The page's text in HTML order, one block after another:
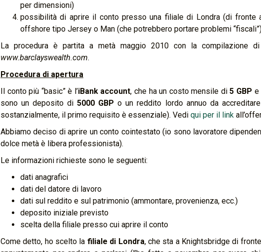
per dimensioni)
possibilità di aprire il conto presso una filiale di Londra (di fronte
offshore tipo Jersey o Man (che potrebbero portare problemi
La procedura è partita a metà maggio 2010 con la compilazione
www.barclayswealth.com.
Procedura di apertura
Il conto più “basic” è l’iBank account, che ha un costo mensile di5 GBP e
sono un deposito di5000 GBPo un reddito lordo annuo da
sostanzialmente, il primo requisito è essenziale). Vedi qui per il link
Abbiamo deciso di aprire un conto cointestato (io sono lavoratore
dolce metà è libera professionista).
Le informazioni richieste sono le seguenti:
dati anagrafici
dati del datore di lavoro
dati sul reddito e sul patrimonio (ammontare, provenienza, ecc.)
deposito iniziale previsto
scelta della filiale presso cui aprire il conto
Come detto, ho scelto la filiale di Londra, che sta a Knightsbridge di